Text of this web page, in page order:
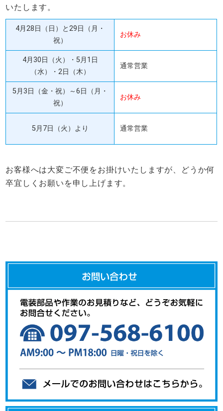
いたします。
4月28日（日）と29日（月・
祝）
お休み
4月30日（火）・5月1日
（水）・2日（木）
通常営業
5月3日（金・祝）～6日（月・
祝）
お休み
5月7日（火）より 通常営業
お客様へは大変ご不便をお掛けいたしますが、どうか何
卒宜しくお願いを申し上げます。